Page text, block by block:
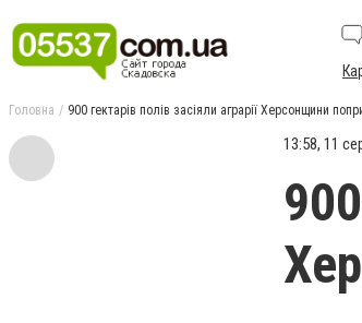
Головна 900 гектарів полів засіяли аграрії Херсонщини
13:58, 11